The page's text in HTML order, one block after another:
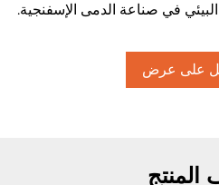
البيئي في صناعة الدمى الإسفنجية.
على عرض